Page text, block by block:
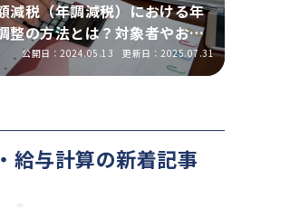
減税（年調減税）における年
整の方法とは？対象者やおこ
う手順を解説
公開日：2024.05.13 更新日：2025.07.31
給与計算の新着記事